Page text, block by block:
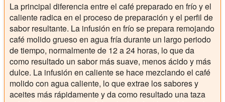
La principal diferencia entre el café preparado en frío y el
caliente radica en el proceso de preparación y el perfil de
sabor resultante. La infusión en frío se prepara remojando
café molido grueso en agua fría durante un largo periodo
de tiempo, normalmente de 12 a 24 horas, lo que da
como resultado un sabor más suave, menos ácido y más
dulce. La infusión en caliente se hace mezclando el café
molido con agua caliente, lo que extrae los sabores y
aceites más rápidamente y da como resultado una taza